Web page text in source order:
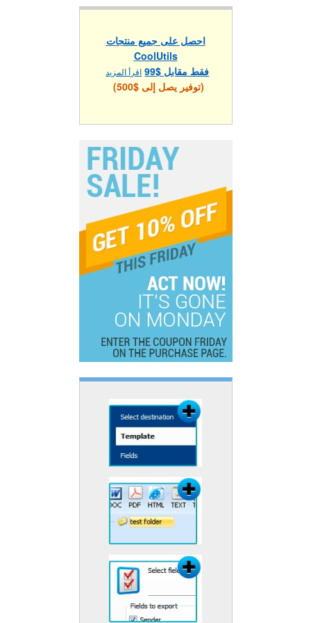
احصل على جميع منتجات
CoolUtils
فقط مقابل $99
اقرأ المزيد
(توفير يصل إلى $500)